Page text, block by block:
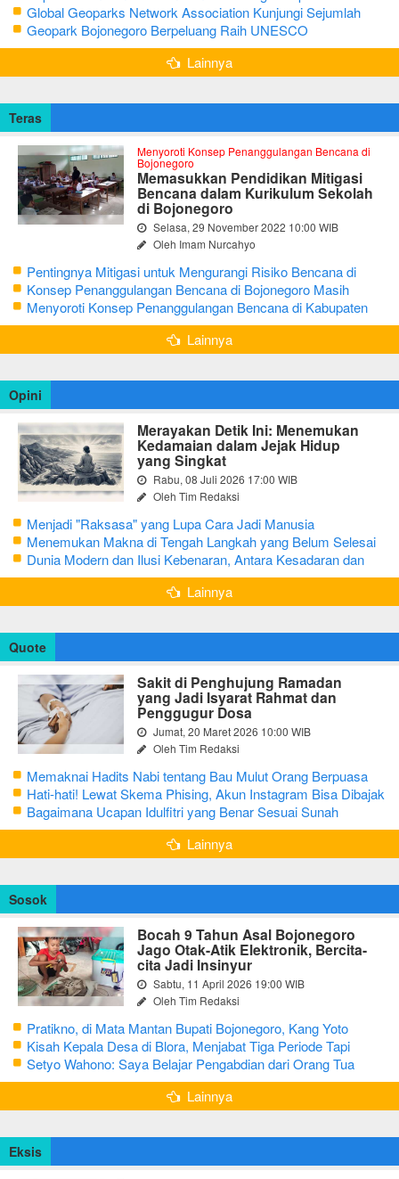
Bojonegoro
Global Geoparks Network Association Kunjungi Sejumlah
Geosite di Bojonegoro
Geopark Bojonegoro Berpeluang Raih UNESCO
Global Geopark
Lainnya
Teras
Menyoroti Konsep Penanggulangan Bencana di
Bojonegoro
Memasukkan Pendidikan Mitigasi
Bencana dalam Kurikulum Sekolah
di Bojonegoro
Selasa, 29 November 2022 10:00 WIB
Oleh Imam Nurcahyo
Pentingnya Mitigasi untuk Mengurangi Risiko Bencana di
Bojonegoro
Konsep Penanggulangan Bencana di Bojonegoro Masih
Mengutamakan Tanggap Darurat
Menyoroti Konsep Penanggulangan Bencana di Kabupaten
Bojonegoro
Lainnya
Opini
Merayakan Detik Ini: Menemukan
Kedamaian dalam Jejak Hidup
yang Singkat
Rabu, 08 Juli 2026 17:00 WIB
Oleh Tim Redaksi
Menjadi "Raksasa" yang Lupa Cara Jadi Manusia
Menemukan Makna di Tengah Langkah yang Belum Selesai
Dunia Modern dan Ilusi Kebenaran, Antara Kesadaran dan
terjebak Tipu Daya
Lainnya
Quote
Sakit di Penghujung Ramadan
yang Jadi Isyarat Rahmat dan
Penggugur Dosa
Jumat, 20 Maret 2026 10:00 WIB
Oleh Tim Redaksi
Memaknai Hadits Nabi tentang Bau Mulut Orang Berpuasa
Secara Bijak Agar Tidak Menggangu
Hati-hati! Lewat Skema Phising, Akun Instagram Bisa Dibajak
Kurang dari 3 Menit
Bagaimana Ucapan Idulfitri yang Benar Sesuai Sunah
Rasulullah
Lainnya
Sosok
Bocah 9 Tahun Asal Bojonegoro
Jago Otak-Atik Elektronik, Bercita-
cita Jadi Insinyur
Sabtu, 11 April 2026 19:00 WIB
Oleh Tim Redaksi
Pratikno, di Mata Mantan Bupati Bojonegoro, Kang Yoto
Kisah Kepala Desa di Blora, Menjabat Tiga Periode Tapi
Masih Hidup Sederhana
Setyo Wahono: Saya Belajar Pengabdian dari Orang Tua
Lainnya
Eksis